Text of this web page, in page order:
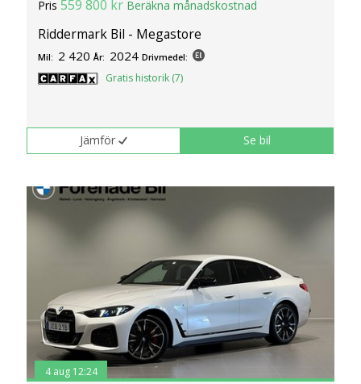
klickar du på Anpassa. Du kan alltid ändra dina
inställningar för cookies.
Pris559 800 kr Beräkna månadskostnad
Riddermark Bil - Megastore
Mil: 2 420 År: 2024 Drivmedel:
Gratis historik (7)
Jämför Se bil
4 aug 12:24